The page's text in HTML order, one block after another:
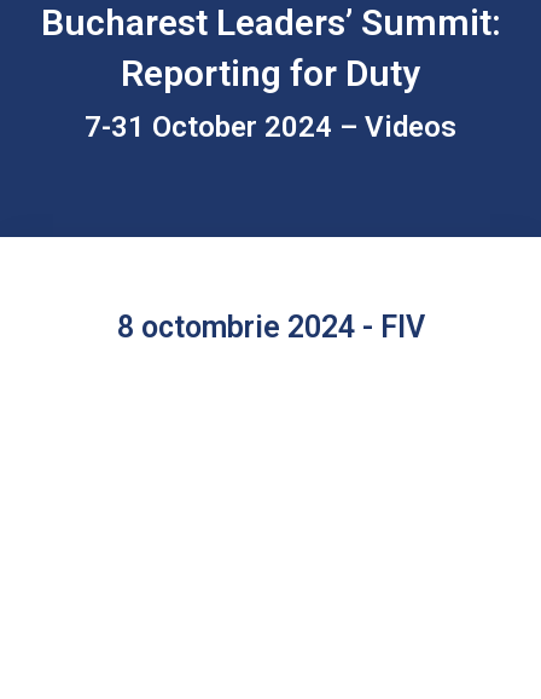
Bucharest Leaders’ Summit:
Reporting for Duty
7-31 October 2024 – Videos
8 octombrie 2024 - FIV